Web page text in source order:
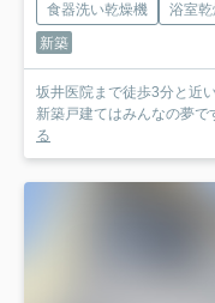
食器洗い乾燥機
浴室
新築
坂井医院まで徒歩3分と近
新築戸建てはみんなの夢
る